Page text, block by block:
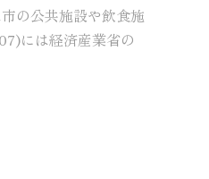
の公共施設や飲食施
には経済産業省の